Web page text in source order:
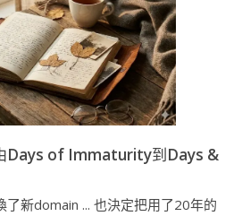
Days of Immaturity到Days &
新domain ... 也決定把用了20年的